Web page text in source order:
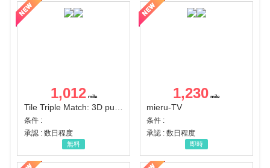
1,012
Tile Triple Match: 3D puzzle
条件 :
承認 : 数日程度
無料
1,230
mieru-TV
条件 :
承認 : 数日程度
即時